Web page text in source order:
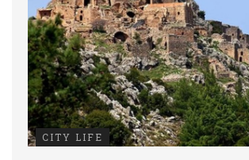
CITY LIFE